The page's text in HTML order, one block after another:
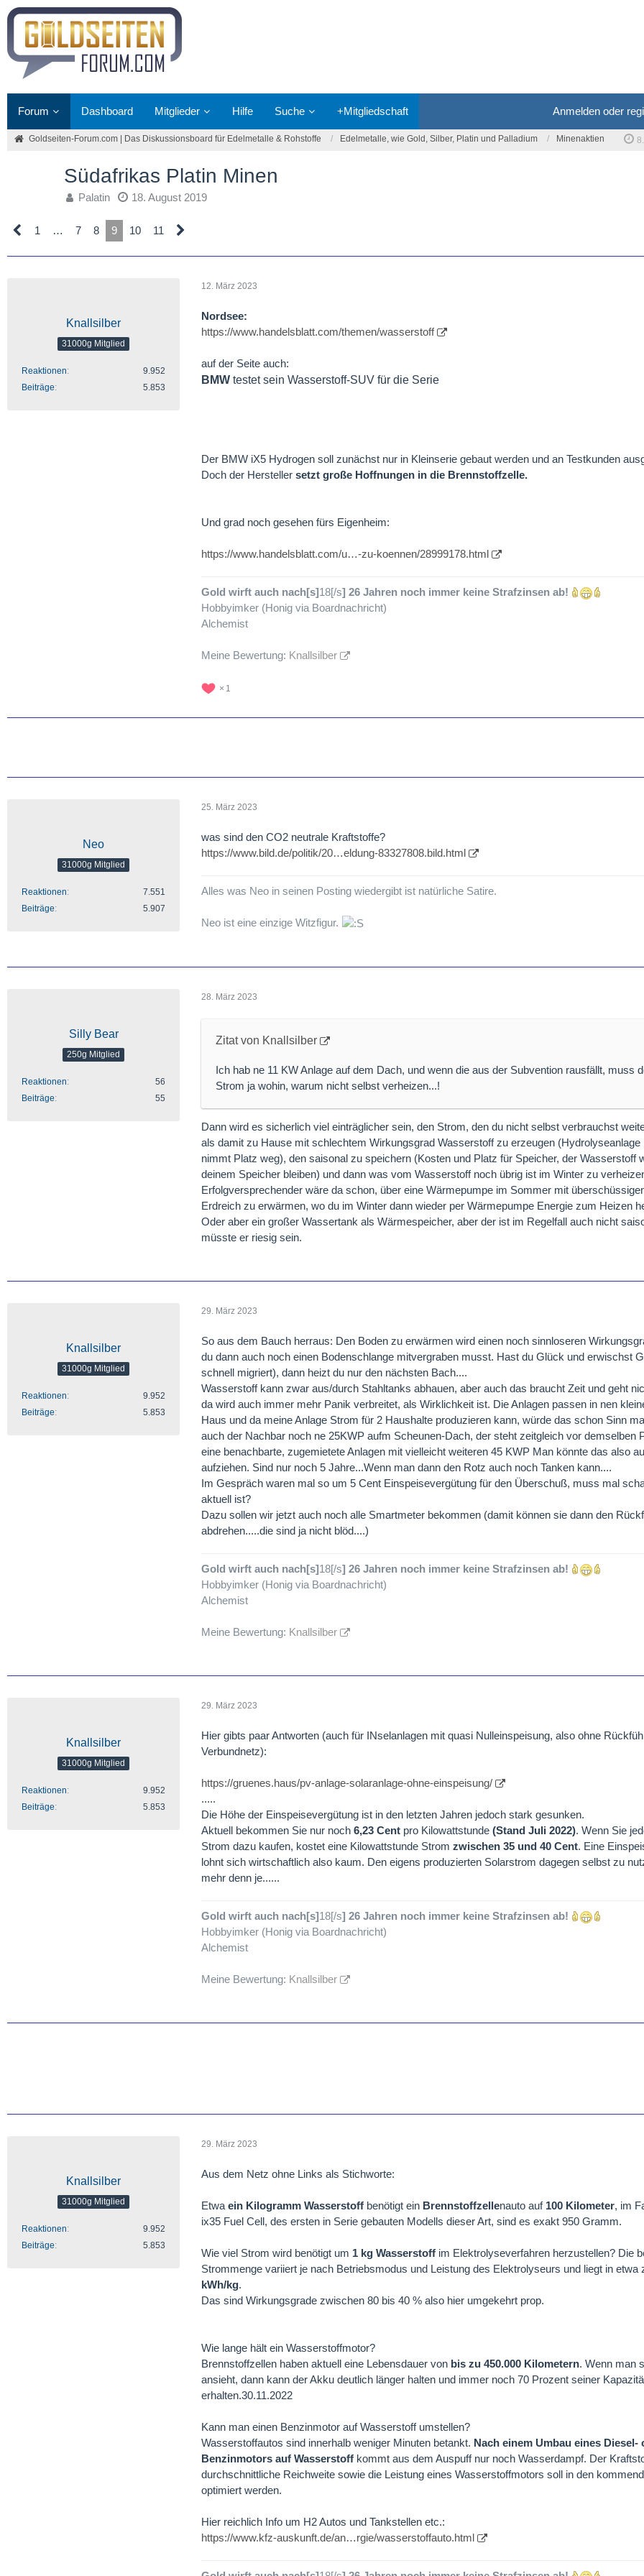
Forum Dashboard Mitglieder Hilfe Suche +Mitgliedschaft Anmelden oder
Goldseiten-Forum.com | Das Diskussionsboard für Edelmetalle & Rohstoffe Edelmetalle, wie Gold, Silber, Platin und Palladium Minenaktien
Südafrikas Platin Minen
Palatin 18. August 2019
1 … 7 8 9 10 11
Knallsilber
31000g Mitglied
Reaktionen
9.952
Beiträge
5.853
12. März 2023
Nordsee:
https://www.handelsblatt.com/themen/wasserstoff
auf der Seite auch:
BMW testet sein Wasserstoff-SUV für die Serie
Der BMW iX5 Hydrogen soll zunächst nur in Kleinserie gebaut werden und an Testkunden
Doch der Hersteller setzt große Hoffnungen in die Brennstoffzelle.
Und grad noch gesehen fürs Eigenheim:
https://www.handelsblatt.com/u…-zu-koennen/28999178.html
Gold wirft auch nach[s]18[/s] 26 Jahren noch immer keine Strafzinsen ab!
Hobbyimker (Honig via Boardnachricht)
Alchemist
Meine Bewertung: Knallsilber
1
Neo
31000g Mitglied
Reaktionen
7.551
Beiträge
5.907
25. März 2023
was sind den CO2 neutrale Kraftstoffe?
https://www.bild.de/politik/20…eldung-83327808.bild.html
Alles was Neo in seinen Posting wiedergibt ist natürliche Satire.
Neo ist eine einzige Witzfigur.
Silly Bear
250g Mitglied
Reaktionen
56
Beiträge
55
28. März 2023
Zitat von Knallsilber
Ich hab ne 11 KW Anlage auf dem Dach, und wenn die aus der Subvention rausfällt, muss
Strom ja wohin, warum nicht selbst verheizen...!
Dann wird es sicherlich viel einträglicher sein, den Strom, den du nicht selbst verbrauchst
als damit zu Hause mit schlechtem Wirkungsgrad Wasserstoff zu erzeugen (Hydrolyseanlage
nimmt Platz weg), den saisonal zu speichern (Kosten und Platz für Speicher, der Wasserstoff
deinem Speicher bleiben) und dann was vom Wasserstoff noch übrig ist im Winter zu
Erfolgversprechender wäre da schon, über eine Wärmepumpe im Sommer mit
Erdreich zu erwärmen, wo du im Winter dann wieder per Wärmepumpe Energie zum Heizen
Oder aber ein großer Wassertank als Wärmespeicher, aber der ist im Regelfall auch nicht
müsste er riesig sein.
Knallsilber
31000g Mitglied
Reaktionen
9.952
Beiträge
5.853
29. März 2023
So aus dem Bauch herraus: Den Boden zu erwärmen wird einen noch sinnloseren
du dann auch noch einen Bodenschlange mitvergraben musst. Hast du Glück und erwischst
schnell migriert), dann heizt du nur den nächsten Bach....
Wasserstoff kann zwar aus/durch Stahltanks abhauen, aber auch das braucht Zeit und geht
da wird auch immer mehr Panik verbreitet, als Wirklichkeit ist. Die Anlagen passen in nen
Haus und da meine Anlage Strom für 2 Haushalte produzieren kann, würde das schon Sinn
auch der Nachbar noch ne 25KWP aufm Scheunen-Dach, der steht zeitgleich vor demselben
eine benachbarte, zugemietete Anlagen mit vielleicht weiteren 45 KWP Man könnte das also
aufziehen. Sind nur noch 5 Jahre...Wenn man dann den Rotz auch noch Tanken kann....
Im Gespräch waren mal so um 5 Cent Einspeisevergütung für den Überschuß, muss mal
aktuell ist?
Dazu sollen wir jetzt auch noch alle Smartmeter bekommen (damit können sie dann den
abdrehen.....die sind ja nicht blöd....)
Gold wirft auch nach[s]18[/s] 26 Jahren noch immer keine Strafzinsen ab!
Hobbyimker (Honig via Boardnachricht)
Alchemist
Meine Bewertung: Knallsilber
Knallsilber
31000g Mitglied
Reaktionen
9.952
Beiträge
5.853
29. März 2023
Hier gibts paar Antworten (auch für INselanlagen mit quasi Nulleinspeisung, also ohne
Verbundnetz):
https://gruenes.haus/pv-anlage-solaranlage-ohne-einspeisung/
.....
Die Höhe der Einspeisevergütung ist in den letzten Jahren jedoch stark gesunken.
Aktuell bekommen Sie nur noch 6,23 Cent pro Kilowattstunde (Stand Juli 2022). Wenn Sie
Strom dazu kaufen, kostet eine Kilowattstunde Strom zwischen 35 und 40 Cent. Eine
lohnt sich wirtschaftlich also kaum. Den eigens produzierten Solarstrom dagegen selbst zu
mehr denn je......
Gold wirft auch nach[s]18[/s] 26 Jahren noch immer keine Strafzinsen ab!
Hobbyimker (Honig via Boardnachricht)
Alchemist
Meine Bewertung: Knallsilber
Knallsilber
31000g Mitglied
Reaktionen
9.952
Beiträge
5.853
29. März 2023
Aus dem Netz ohne Links als Stichworte:
Etwa ein Kilogramm Wasserstoff benötigt ein Brennstoffzellenauto auf 100 Kilometer, im
ix35 Fuel Cell, des ersten in Serie gebauten Modells dieser Art, sind es exakt 950 Gramm.
Wie viel Strom wird benötigt um 1 kg Wasserstoff im Elektrolyseverfahren herzustellen? Die
Strommenge variiert je nach Betriebsmodus und Leistung des Elektrolyseurs und liegt in
kWh/kg.
Das sind Wirkungsgrade zwischen 80 bis 40 % also hier umgekehrt prop.
Wie lange hält ein Wasserstoffmotor?
Brennstoffzellen haben aktuell eine Lebensdauer von bis zu 450.000 Kilometern. Wenn man
ansieht, dann kann der Akku deutlich länger halten und immer noch 70 Prozent seiner
erhalten.30.11.2022
Kann man einen Benzinmotor auf Wasserstoff umstellen?
Wasserstoffautos sind innerhalb weniger Minuten betankt. Nach einem Umbau eines Diesel-
Benzinmotors auf Wasserstoff kommt aus dem Auspuff nur noch Wasserdampf. Der
durchschnittliche Reichweite sowie die Leistung eines Wasserstoffmotors soll in den
optimiert werden.
Hier reichlich Info um H2 Autos und Tankstellen etc.:
https://www.kfz-auskunft.de/an…rgie/wasserstoffauto.html